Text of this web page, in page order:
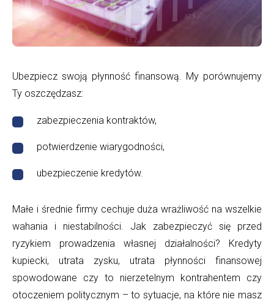
mieć?
Ubezpiecz swoją płynność finansową. My porównujemy
Ty oszczędzasz:
zabezpieczenia kontraktów,
potwierdzenie wiarygodności,
ubezpieczenie kredytów.
Małe i średnie firmy cechuje duża wrażliwość na wszelkie
wahania i niestabilności. Jak zabezpieczyć się przed
ryzykiem prowadzenia własnej działalności? Kredyty
kupiecki, utrata zysku, utrata płynności finansowej
spowodowane czy to nierzetelnym kontrahentem czy
otoczeniem politycznym – to sytuacje, na które nie masz